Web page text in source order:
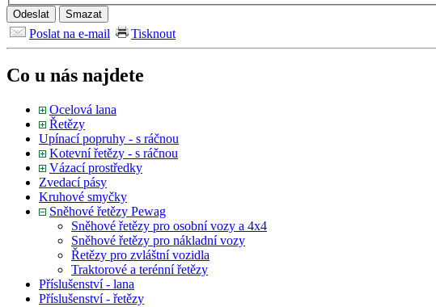
Poslat na e-mail Tisknout
Co u nás najdete
Ocelová lana
Řetězy
Upínací popruhy - s ráčnou
Kotevní řetězy - s ráčnou
Vázací prostředky
Zvedací pásy
Kruhové smyčky
Sněhové řetězy Pewag
Sněhové řetězy pro osobní vozy a 4x4
Sněhové řetězy pro nákladní vozy
Řetězy pro zvláštní vozidla
Traktorové a terénní řetězy
Příslušenství - lana
Příslušenství - řetězy